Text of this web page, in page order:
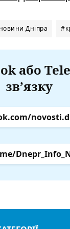
Дніпра
або
зв’язку